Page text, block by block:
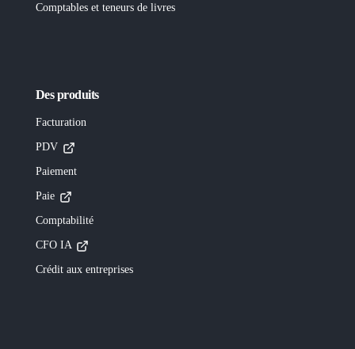
Comptables et teneurs de livres
Des produits
Facturation
PDV
Paiement
Paie
Comptabilité
CFO IA
Crédit aux entreprises